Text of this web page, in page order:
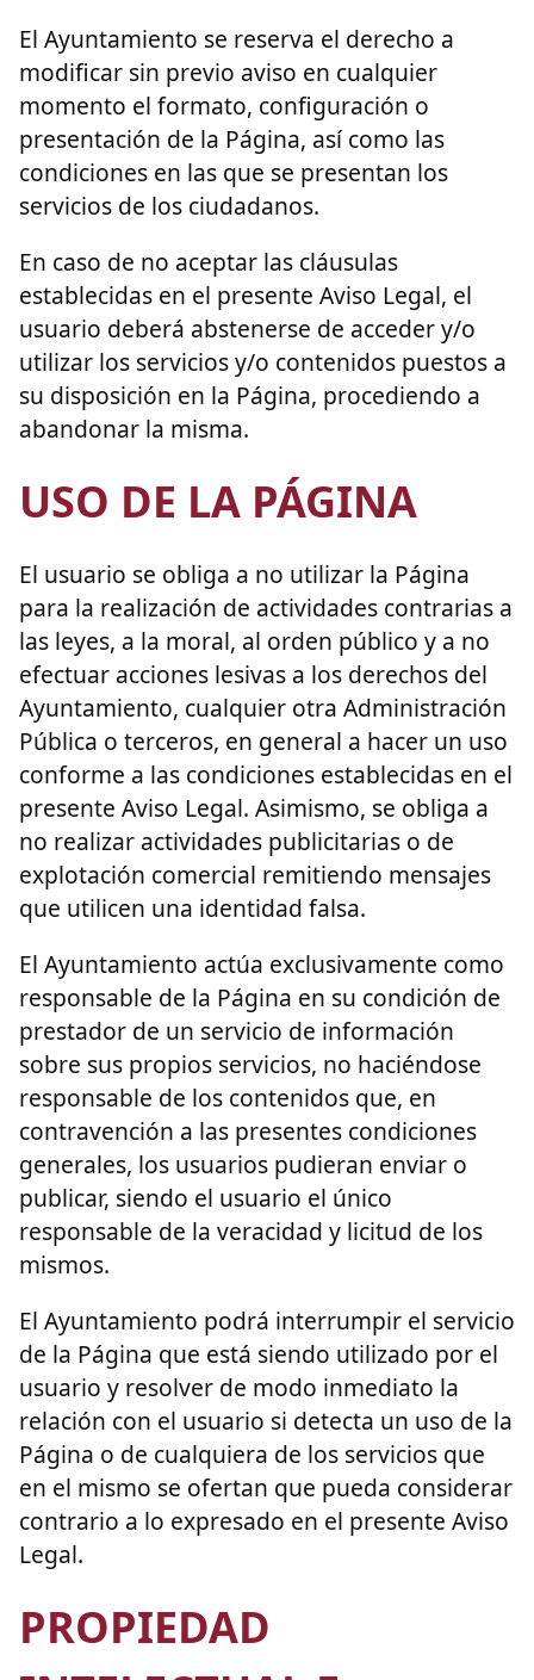
El Ayuntamiento se reserva el derecho a
modificar sin previo aviso en cualquier
momento el formato, configuración o
presentación de la Página, así como las
condiciones en las que se presentan los
servicios de los ciudadanos.
En caso de no aceptar las cláusulas
establecidas en el presente Aviso Legal, el
usuario deberá abstenerse de acceder y/o
utilizar los servicios y/o contenidos puestos a
su disposición en la Página, procediendo a
abandonar la misma.
USO DE LA PÁGINA
El usuario se obliga a no utilizar la Página
para la realización de actividades contrarias a
las leyes, a la moral, al orden público y a no
efectuar acciones lesivas a los derechos del
Ayuntamiento, cualquier otra Administración
Pública o terceros, en general a hacer un uso
conforme a las condiciones establecidas en el
presente Aviso Legal. Asimismo, se obliga a
no realizar actividades publicitarias o de
explotación comercial remitiendo mensajes
que utilicen una identidad falsa.
El Ayuntamiento actúa exclusivamente como
responsable de la Página en su condición de
prestador de un servicio de información
sobre sus propios servicios, no haciéndose
responsable de los contenidos que, en
contravención a las presentes condiciones
generales, los usuarios pudieran enviar o
publicar, siendo el usuario el único
responsable de la veracidad y licitud de los
mismos.
El Ayuntamiento podrá interrumpir el servicio
de la Página que está siendo utilizado por el
usuario y resolver de modo inmediato la
relación con el usuario si detecta un uso de la
Página o de cualquiera de los servicios que
en el mismo se ofertan que pueda considerar
contrario a lo expresado en el presente Aviso
Legal.
PROPIEDAD